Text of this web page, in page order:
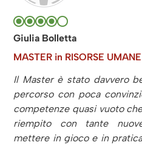
Giulia Bolletta
MASTER in RISORSE
Il Master è stato davvero
percorso con poca
competenze quasi vuoto
riempito con tante
mettere in gioco e in